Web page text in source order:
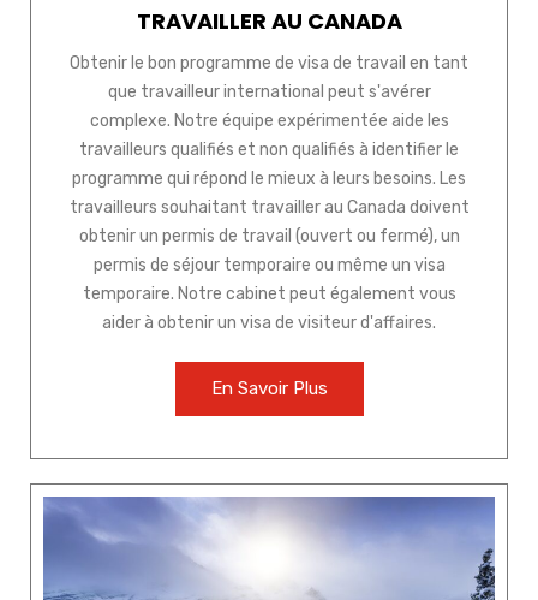
TRAVAILLER AU CANADA
Obtenir le bon programme de visa de travail en tant
que travailleur international peut s'avérer
complexe. Notre équipe expérimentée aide les
travailleurs qualifiés et non qualifiés à identifier le
programme qui répond le mieux à leurs besoins. Les
travailleurs souhaitant travailler au Canada doivent
obtenir un permis de travail (ouvert ou fermé), un
permis de séjour temporaire ou même un visa
temporaire. Notre cabinet peut également vous
aider à obtenir un visa de visiteur d'affaires.
En Savoir Plus